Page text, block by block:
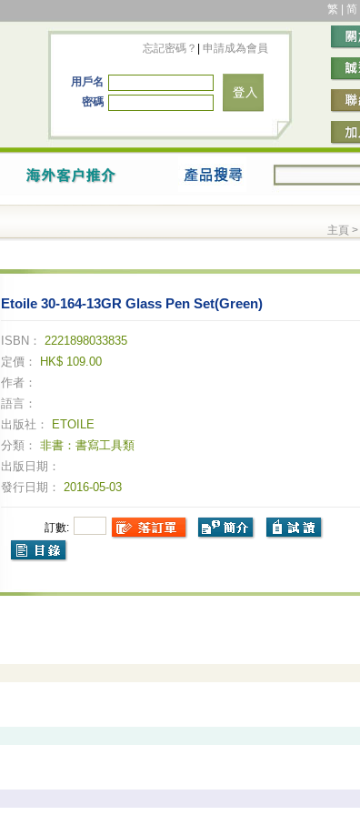
繁 简
忘記密碼？ 申請成為會員
用戶名
密碼
主頁 >
Etoile 30-164-13GR Glass Pen Set(Green)
ISBN： 2221898033835
定價：
HK$ 109.00
作者：
語言：
出版社：
ETOILE
分類： 非書：書寫工具類
出版日期：
發行日期： 2016-05-03
訂數: